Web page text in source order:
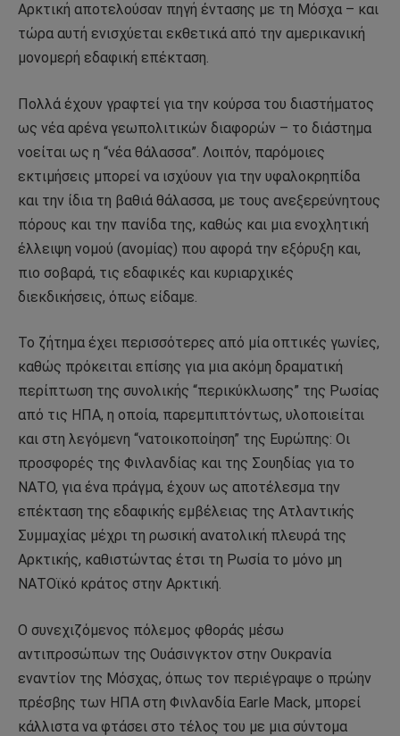
Αρκτική αποτελούσαν πηγή έντασης με τη Μόσχα – και
τώρα αυτή ενισχύεται εκθετικά από την αμερικανική
μονομερή εδαφική επέκταση.
Πολλά έχουν γραφτεί για την κούρσα του διαστήματος
ως νέα αρένα γεωπολιτικών διαφορών – το διάστημα
νοείται ως η “νέα θάλασσα”. Λοιπόν, παρόμοιες
εκτιμήσεις μπορεί να ισχύουν για την υφαλοκρηπίδα
και την ίδια τη βαθιά θάλασσα, με τους ανεξερεύνητους
πόρους και την πανίδα της, καθώς και μια ενοχλητική
έλλειψη νομού (ανομίας) που αφορά την εξόρυξη και,
πιο σοβαρά, τις εδαφικές και κυριαρχικές
διεκδικήσεις, όπως είδαμε.
Το ζήτημα έχει περισσότερες από μία οπτικές γωνίες,
καθώς πρόκειται επίσης για μια ακόμη δραματική
περίπτωση της συνολικής “περικύκλωσης” της Ρωσίας
από τις ΗΠΑ, η οποία, παρεμπιπτόντως, υλοποιείται
και στη λεγόμενη “νατοικοποίηση” της Ευρώπης: Οι
προσφορές της Φινλανδίας και της Σουηδίας για το
ΝΑΤΟ, για ένα πράγμα, έχουν ως αποτέλεσμα την
επέκταση της εδαφικής εμβέλειας της Ατλαντικής
Συμμαχίας μέχρι τη ρωσική ανατολική πλευρά της
Αρκτικής, καθιστώντας έτσι τη Ρωσία το μόνο μη
ΝΑΤΟϊκό κράτος στην Αρκτική.
Ο συνεχιζόμενος πόλεμος φθοράς μέσω
αντιπροσώπων της Ουάσινγκτον στην Ουκρανία
εναντίον της Μόσχας, όπως τον περιέγραψε ο πρώην
πρέσβης των ΗΠΑ στη Φινλανδία Earle Mack, μπορεί
κάλλιστα να φτάσει στο τέλος του με μια σύντομα